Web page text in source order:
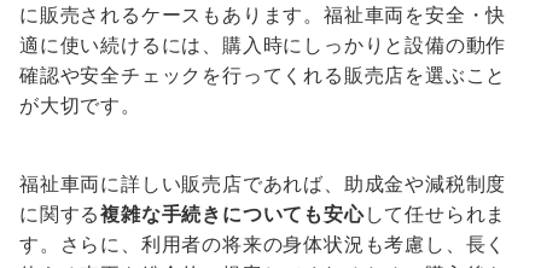
に販売されるケースもあります。福祉車両を安全・快
適に使い続けるには、購入時にしっかりと設備の動作
確認や安全チェックを行ってくれる販売店を選ぶこと
が大切です。
福祉車両に詳しい販売店であれば、助成金や減税制度
に関する複雑な手続きについても安心して任せられま
す。さらに、利用者の将来の身体状況も考慮し、長く